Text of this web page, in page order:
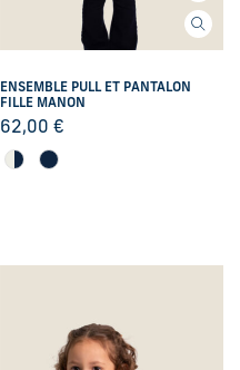
ENSEMBLE PULL ET PANTALON
FILLE MANON
62,00 €